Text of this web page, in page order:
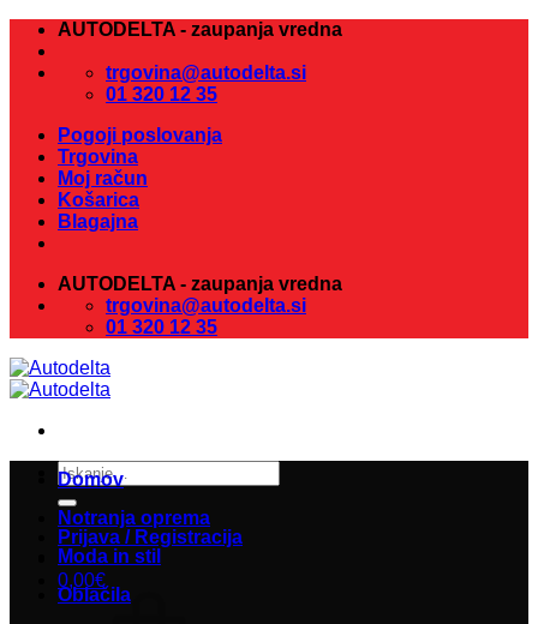
Skoči
vsebino
AUTODELTA - zaupanja vredna
trgovina@autodelta.si
01 320 12 35
Pogoji poslovanja
Trgovina
Moj račun
Košarica
Blagajna
AUTODELTA - zaupanja vredna
trgovina@autodelta.si
01 320 12 35
Išči:
Prijava / Registracija
0,00€
Domov
Notranja oprema
Moda in stil
Oblačila